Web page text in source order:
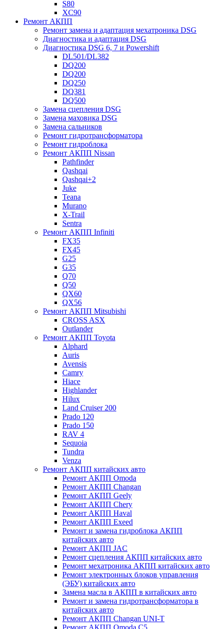
S80
XC90
Ремонт АКПП
Ремонт замена и адаптация мехатроника DSG
Диагностика и адаптация DSG
Диагностика DSG 6, 7 и Powershift
DL501/DL382
DQ200
DQ200
DQ250
DQ381
DQ500
Замена сцепления DSG
Замена маховика DSG
Замена сальников
Ремонт гидротрансформатора
Ремонт гидроблока
Ремонт АКПП Nissan
Pathfinder
Qashqai
Qashqai+2
Juke
Teana
Murano
X-Trail
Sentra
Ремонт АКПП Infiniti
FX35
FX45
G25
G35
Q70
Q50
QX60
QX56
Ремонт АКПП Mitsubishi
CROSS ASX
Outlander
Ремонт АКПП Toyota
Alphard
Auris
Avensis
Camry
Hiace
Highlander
Hilux
Land Cruiser 200
Prado 120
Prado 150
RAV 4
Sequoia
Tundra
Venza
Ремонт АКПП китайских авто
Ремонт АКПП Omoda
Ремонт АКПП Changan
Ремонт АКПП Geely
Ремонт АКПП Chery
Ремонт АКПП Haval
Ремонт АКПП Exeed
Ремонт и замена гидроблока АКПП
китайских авто
Ремонт АКПП JAC
Ремонт сцепления АКПП китайских авто
Ремонт мехатроника АКПП китайских авто
Ремонт электронных блоков управления
(ЭБУ) китайских авто
Замена масла в АКПП в китайских авто
Ремонт и замена гидротрансформатора в
китайских авто
Ремонт АКПП Changan UNI-T
Ремонт АКПП Omoda C5